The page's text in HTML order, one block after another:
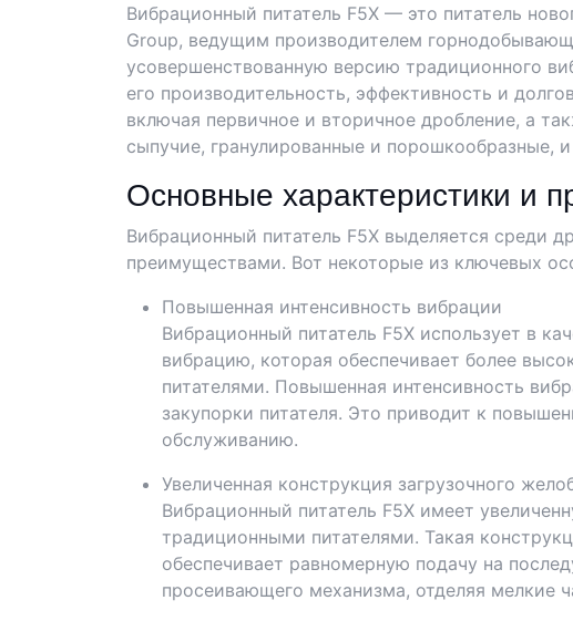
Вибрационный питатель F5X — это питатель
Group, ведущим производителем
усовершенствованную версию традиционного
его производительность, эффективность и
включая первичное и вторичное дробление, а
сыпучие, гранулированные и порошкообразные,
Основные характеристики и
Вибрационный питатель F5X выделяется среди
преимуществами. Вот некоторые из ключевых
Повышенная интенсивность вибрации
Вибрационный питатель F5X использует в
вибрацию, которая обеспечивает более
питателями. Повышенная интенсивность
закупорки питателя. Это приводит к
обслуживанию.
Увеличенная конструкция загрузочного
Вибрационный питатель F5X имеет
традиционными питателями. Такая
обеспечивает равномерную подачу на
просеивающего механизма, отделяя мелкие